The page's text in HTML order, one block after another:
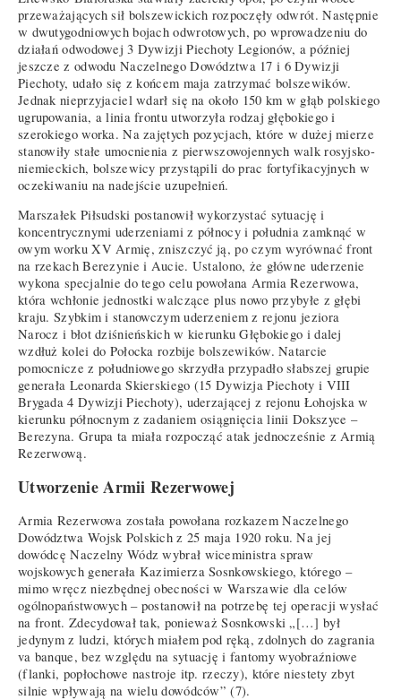
przeważających sił bolszewickich rozpoczęły odwrót. Następnie
w dwutygodniowych bojach odwrotowych, po wprowadzeniu do
działań odwodowej 3 Dywizji Piechoty Legionów, a później
jeszcze z odwodu Naczelnego Dowództwa 17 i 6 Dywizji
Piechoty, udało się z końcem maja zatrzymać bolszewików.
Jednak nieprzyjaciel wdarł się na około 150 km w głąb polskiego
ugrupowania, a linia frontu utworzyła rodzaj głębokiego i
szerokiego worka. Na zajętych pozycjach, które w dużej mierze
stanowiły stałe umocnienia z pierwszowojennych walk rosyjsko-
niemieckich, bolszewicy przystąpili do prac fortyfikacyjnych w
oczekiwaniu na nadejście uzupełnień.
Marszałek Piłsudski postanowił wykorzystać sytuację i
koncentrycznymi uderzeniami z północy i południa zamknąć w
owym worku XV Armię, zniszczyć ją, po czym wyrównać front
na rzekach Berezynie i Aucie. Ustalono, że główne uderzenie
wykona specjalnie do tego celu powołana Armia Rezerwowa,
która wchłonie jednostki walczące plus nowo przybyłe z głębi
kraju. Szybkim i stanowczym uderzeniem z rejonu jeziora
Narocz i błot dziśnieńskich w kierunku Głębokiego i dalej
wzdłuż kolei do Połocka rozbije bolszewików. Natarcie
pomocnicze z południowego skrzydła przypadło słabszej grupie
generała Leonarda Skierskiego (15 Dywizja Piechoty i VIII
Brygada 4 Dywizji Piechoty), uderzającej z rejonu Łohojska w
kierunku północnym z zadaniem osiągnięcia linii Dokszyce –
Berezyna. Grupa ta miała rozpocząć atak jednocześnie z Armią
Rezerwową.
Utworzenie Armii Rezerwowej
Armia Rezerwowa została powołana rozkazem Naczelnego
Dowództwa Wojsk Polskich z 25 maja 1920 roku. Na jej
dowódcę Naczelny Wódz wybrał wiceministra spraw
wojskowych generała Kazimierza Sosnkowskiego, którego –
mimo wręcz niezbędnej obecności w Warszawie dla celów
ogólnopaństwowych – postanowił na potrzebę tej operacji wysłać
na front. Zdecydował tak, ponieważ Sosnkowski „[…] był
jedynym z ludzi, których miałem pod ręką, zdolnych do zagrania
va banque, bez względu na sytuację i fantomy wyobraźniowe
(flanki, popłochowe nastroje itp. rzeczy), które niestety zbyt
silnie wpływają na wielu dowódców” (7).